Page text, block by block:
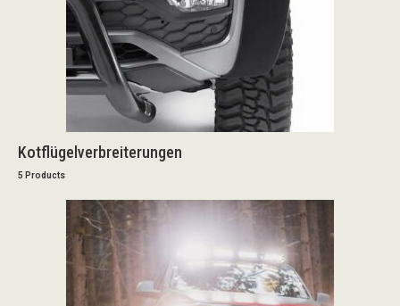
Kotflügelverbreiterungen
5 Products